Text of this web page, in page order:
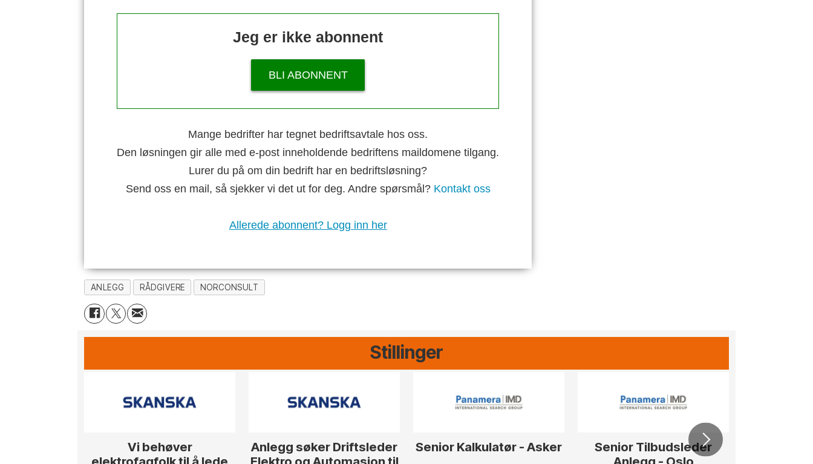
Jeg er ikke abonnent
BLI ABONNENT
Mange bedrifter har tegnet bedriftsavtale hos oss.
Den løsningen gir alle med e-post inneholdende bedriftens maildomene tilgang.
Lurer du på om din bedrift har en bedriftsløsning?
Send oss en mail, så sjekker vi det ut for deg. Andre spørsmål? Kontakt oss
Allerede abonnent? Logg inn her
ANLEGG RÅDGIVERE NORCONSULT
Stillinger
Vi behøver
Anlegg søker Driftsleder
Senior Kalkulatør - Asker
Senior Tilbudsleder